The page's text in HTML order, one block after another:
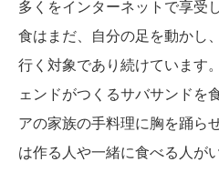
多くをインターネットで享受
食はまだ、自分の足を動かし
行く対象であり続けています
ェンドがつくるサバサンドを
アの家族の手料理に胸を踊ら
は作る人や一緒に食べる人が